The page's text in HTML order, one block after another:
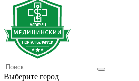
Выберите город